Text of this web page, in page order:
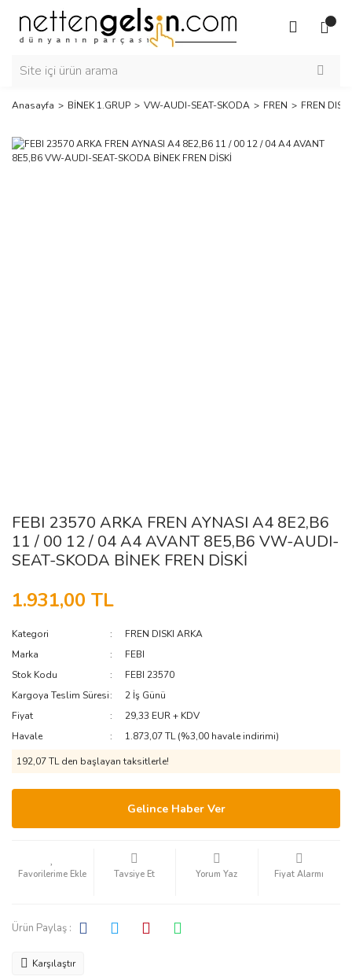
Anasayfa BİNEK 1.GRUP VW-AUDI-SEAT-SKODA FREN FREN
FEBI 23570 ARKA FREN AYNASI A4 8E2,B6
11 / 00 12 / 04 A4 AVANT 8E5,B6 VW-AUDI-
SEAT-SKODA BİNEK FREN DİSKİ
1.931,00 TL
Kategori
FREN DISKI ARKA
Marka
FEBI
Stok Kodu
FEBI 23570
Kargoya Teslim Süresi
2 İş Günü
Fiyat
29,33 EUR + KDV
Havale
1.873,07 TL (%3,00 havale indirimi)
192,07 TL den başlayan taksitlerle!
Gelince Haber Ver
Tavsiye Et Yorum Yaz Fiyat Alarmı
Ürün Paylaş :
Karşılaştır